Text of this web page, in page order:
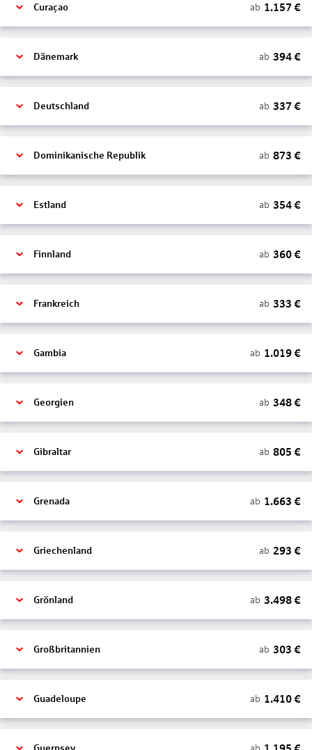
Curaçao ab 1.157 €
Dänemark ab 394€
Deutschland ab 337 €
Dominikanische Republik ab 873 €
Estland ab 354€
Finnland ab 360€
Frankreich ab 333 €
Gambia ab 1.019€
Georgien ab 348€
Gibraltar ab 805 €
Grenada ab 1.663 €
Griechenland ab 293 €
Grönland ab 3.498€
Großbritannien ab 303 €
Guadeloupe ab 1.410€
ab